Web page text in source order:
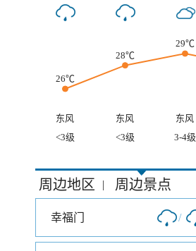
26℃
28℃
29℃
东风 东风 东风
<3级
<3级 3-4级
周边地区 | 周边景点
幸福门 /